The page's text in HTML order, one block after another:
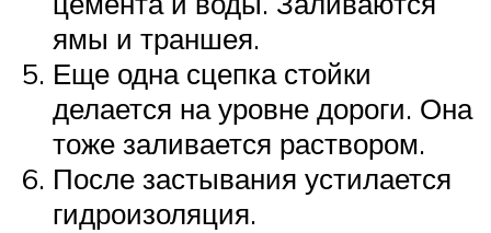
ямы и траншея.
Еще одна сцепка стойки
делается на уровне дороги. Она
тоже заливается раствором.
После застывания устилается
гидроизоляция.